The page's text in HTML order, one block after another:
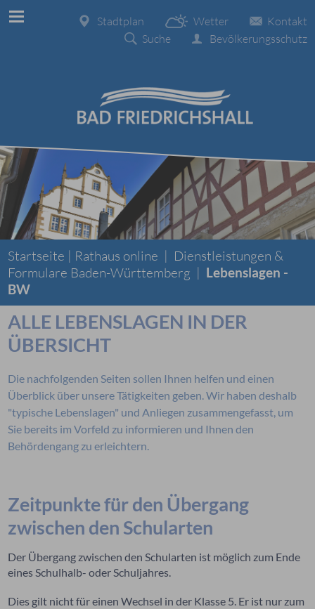
Kontakt
Wetter
Stadtplan
Bevölkerungsschutz
Suche
Startseite | Rathaus online | Dienstleistungen &
Formulare Baden-Württemberg | Lebenslagen -
BW
ALLE LEBENSLAGEN IN DER
ÜBERSICHT
Die nachfolgenden Seiten sollen Ihnen helfen und einen
Überblick über unsere Tätigkeiten geben. Wir haben deshalb
"typische Lebenslagen" und Anliegen zusammengefasst, um
Sie bereits im Vorfeld zu informieren und Ihnen den
Behördengang zu erleichtern.
Zeitpunkte für den Übergang
zwischen den Schularten
Der Übergang zwischen den Schularten ist möglich zum Ende
eines Schulhalb- oder Schuljahres.
Dies gilt nicht für einen Wechsel in der Klasse 5. Er ist nur zum